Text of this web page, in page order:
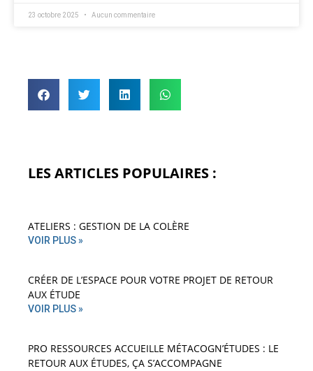
23 octobre 2025 Aucun commentaire
LES ARTICLES POPULAIRES :
ATELIERS : GESTION DE LA COLÈRE
VOIR PLUS »
CRÉER DE L’ESPACE POUR VOTRE PROJET DE RETOUR
AUX ÉTUDE
VOIR PLUS »
PRO RESSOURCES ACCUEILLE MÉTACOGN’ÉTUDES : LE
RETOUR AUX ÉTUDES, ÇA S’ACCOMPAGNE